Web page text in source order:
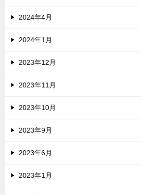
2024年4月
2024年1月
2023年12月
2023年11月
2023年10月
2023年9月
2023年6月
2023年1月